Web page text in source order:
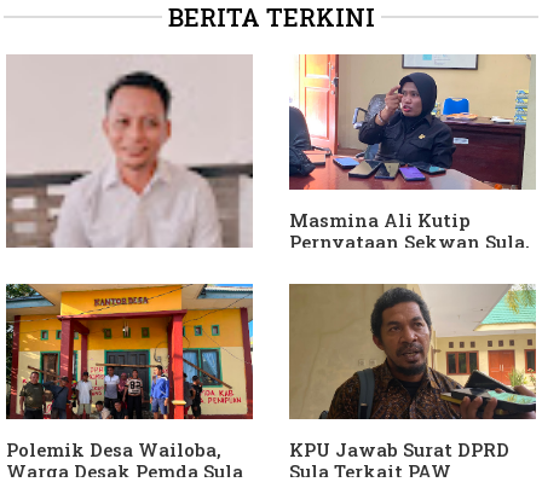
BERITA TERKINI
Dituding Jadikan
Bendahara Desa Wailoba
sebagai "ATM Berjalan",
Armin Soamole: Harus
Dibuktikan
Masmina Ali Kutip
Pernyataan Sekwan Sula,
Diduga Jadikan
Keponakan "ATM
Berjalan"
Polemik Desa Wailoba,
Warga Desak Pemda Sula
KPU Jawab Surat DPRD
Sula Terkait PAW